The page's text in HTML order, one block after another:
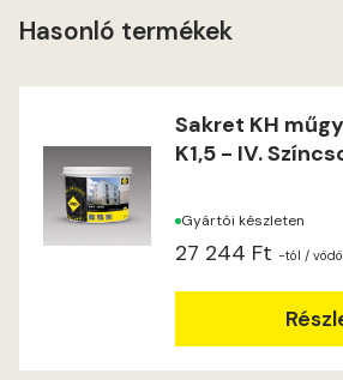
Mango B
Melon-
Mouse-
Hasonló termékek
Sakret KH
K1,5 - IV.
Gyártói készleten
27 244 Ft -tól /